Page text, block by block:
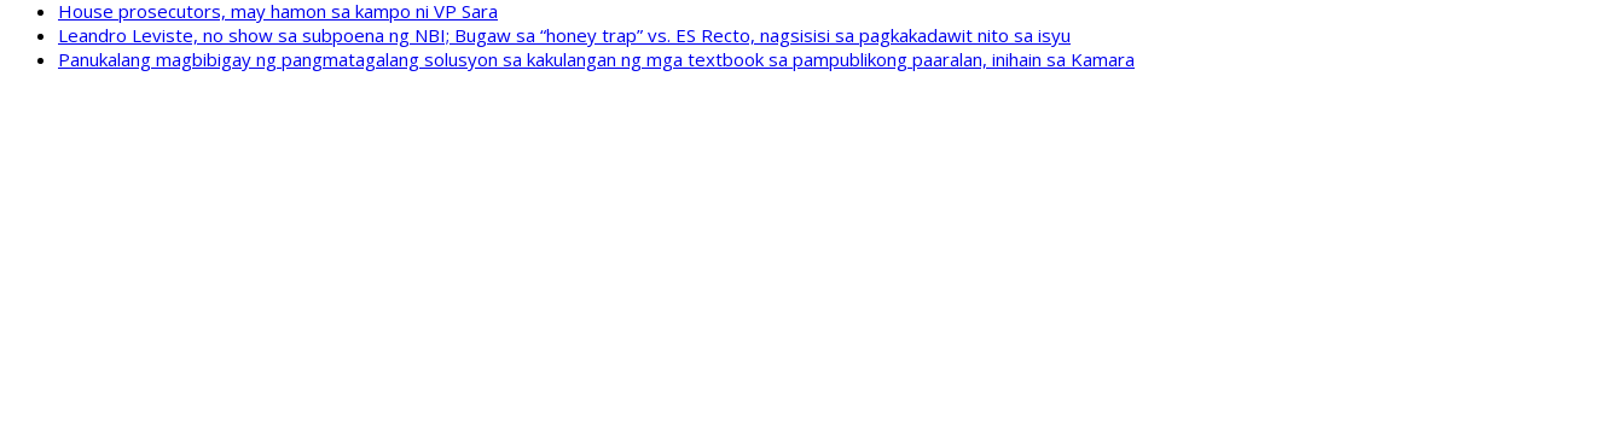
House prosecutors, may hamon sa kampo ni VP Sara
Leandro Leviste, no show sa subpoena ng NBI; Bugaw sa “honey trap” vs. ES Recto, nagsisisi sa pagkakadawit nito sa isyu
Panukalang magbibigay ng pangmatagalang solusyon sa kakulangan ng mga textbook sa pampublikong paaralan, inihain sa Kamara